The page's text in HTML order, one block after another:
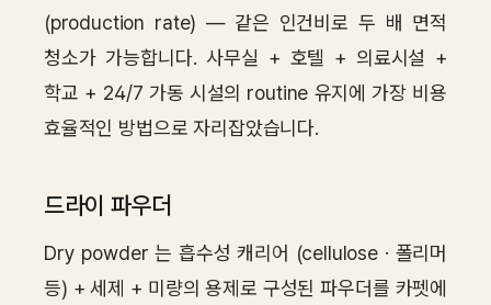
(production rate) — 같은 인건비로 두 배 면적
청소가 가능합니다. 사무실 + 호텔 + 의료시설 +
학교 + 24/7 가동 시설의 routine 유지에 가장 비용
효율적인 방법으로 자리잡았습니다.
드라이 파우더
Dry powder 는 흡수성 캐리어 (cellulose · 폴리머
등) + 세제 + 미량의 용제로 구성된 파우더를 카펫에